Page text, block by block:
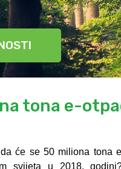
tona e-
će se 50 miliona tona
svijeta u 2018.